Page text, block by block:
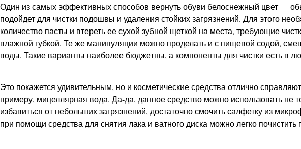
Один из самых эффективных способов вернуть обуви белоснежный цвет —
подойдет для чистки подошвы и удаления стойких загрязнений. Для этого
количество пасты и втереть ее сухой зубной щеткой на места, требующие
влажной губкой. Те же манипуляции можно проделать и с пищевой содой,
воды. Такие варианты наиболее бюджетны, а компоненты для чистки есть в
Это покажется удивительным, но и косметические средства отлично
примеру, мицеллярная вода. Да-да, данное средство можно использовать не
избавиться от небольших загрязнений, достаточно смочить салфетку из
при помощи средства для снятия лака и ватного диска можно легко почистить